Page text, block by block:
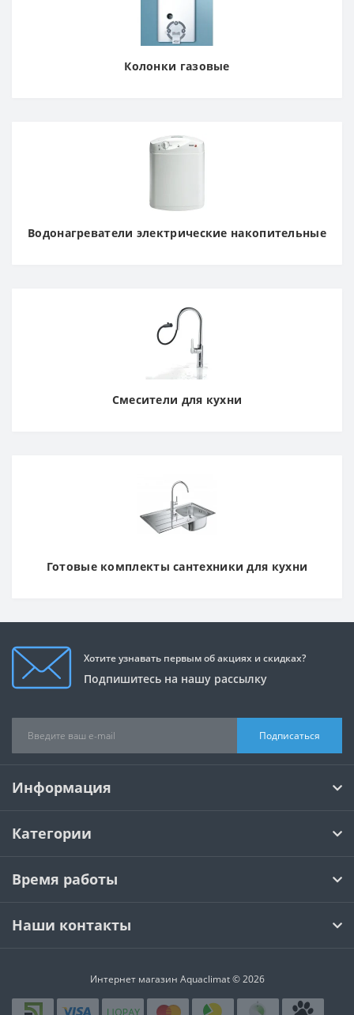
Колонки газовые
Водонагреватели электрические накопительные
Смесители для кухни
Готовые комплекты сантехники для кухни
Хотите узнавать первым об акциях и скидках?
Подпишитесь на нашу рассылку
Подписаться
Информация
Категории
Время работы
Наши контакты
Интернет магазин Aquaclimat © 2026